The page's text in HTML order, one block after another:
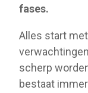
fases.
Alles start
scherp
bestaat